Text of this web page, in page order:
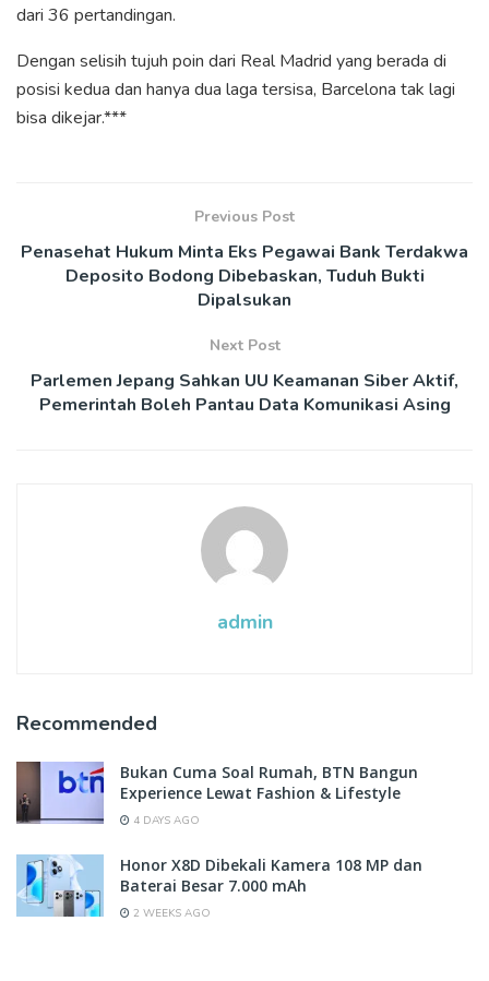
dari 36 pertandingan.
Dengan selisih tujuh poin dari Real Madrid yang berada di
posisi kedua dan hanya dua laga tersisa, Barcelona tak lagi
bisa dikejar.***
Previous Post
Penasehat Hukum Minta Eks Pegawai Bank Terdakwa
Deposito Bodong Dibebaskan, Tuduh Bukti
Dipalsukan
Next Post
Parlemen Jepang Sahkan UU Keamanan Siber Aktif,
Pemerintah Boleh Pantau Data Komunikasi Asing
admin
Recommended
Bukan Cuma Soal Rumah, BTN Bangun
Experience Lewat Fashion & Lifestyle
4 DAYS AGO
Honor X8D Dibekali Kamera 108 MP dan
Baterai Besar 7.000 mAh
2 WEEKS AGO